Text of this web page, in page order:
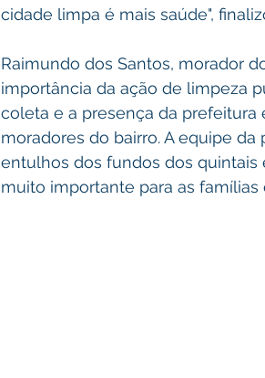
cidade limpa é mais saúde",
Raimundo dos Santos, morador
importância da ação de limpeza
coleta e a presença da
moradores do bairro. A equipe
entulhos dos fundos dos quintais
muito importante para as famílias